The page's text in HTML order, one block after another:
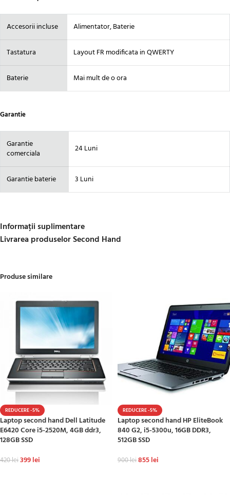
Accesorii incluse Alimentator, Baterie
Tastatura Layout FR modificata in QWERTY
Baterie Mai mult de o ora
Garantie
Garantie
comerciala
24 Luni
Garantie baterie 3 Luni
Informații suplimentare
Livrarea produselor Second Hand
Produse similare
REDUCERE -5%
Laptop second hand Dell Latitude
E6420 Core i5-2520M, 4GB ddr3,
128GB SSD
420lei399lei
REDUCERE -5%
Laptop second hand HP EliteBook
840 G2, i5-5300u, 16GB DDR3,
512GB SSD
900lei855lei